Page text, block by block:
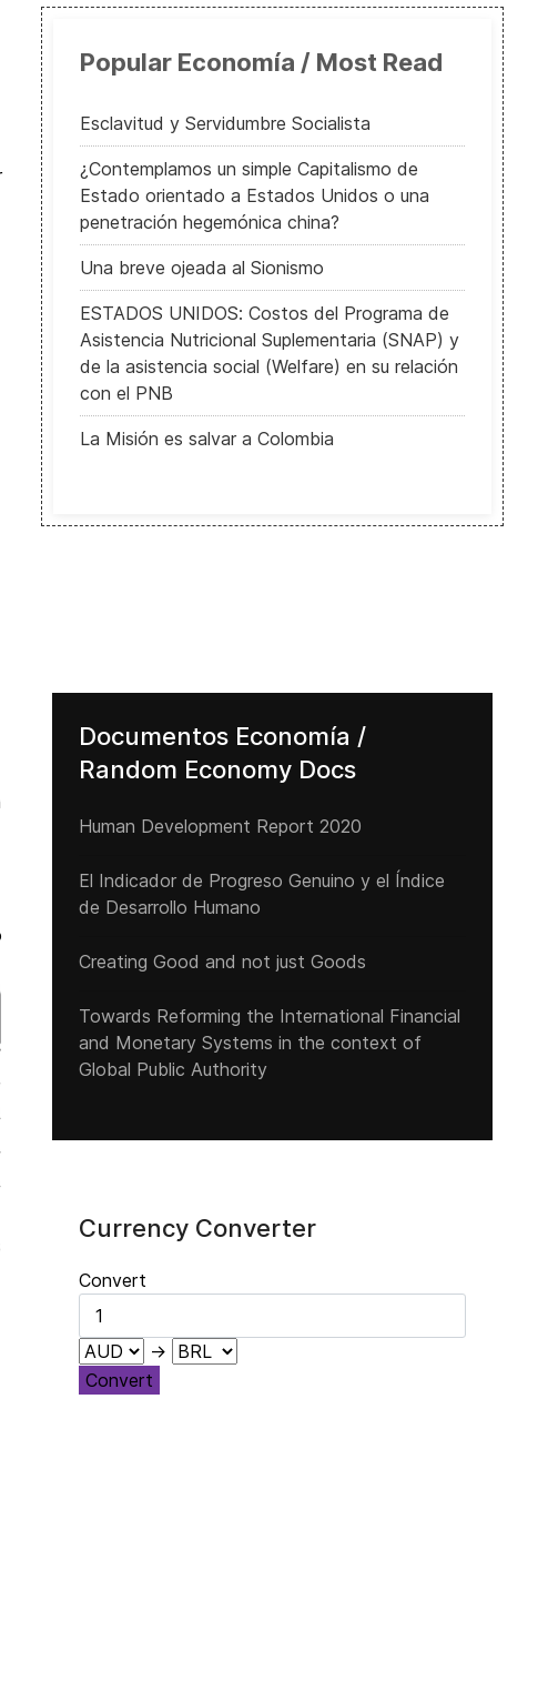
Popular Economía / Most Read
Esclavitud y Servidumbre Socialista
¿Contemplamos un simple Capitalismo de
Estado orientado a Estados Unidos o una
penetración hegemónica china?
Una breve ojeada al Sionismo
ESTADOS UNIDOS: Costos del Programa de
Asistencia Nutricional Suplementaria (SNAP) y
de la asistencia social (Welfare) en su relación
con el PNB
La Misión es salvar a Colombia
Documentos Economía /
Random Economy Docs
Human Development Report 2020
El Indicador de Progreso Genuino y el Índice
de Desarrollo Humano
Creating Good and not just Goods
Towards Reforming the International Financial
and Monetary Systems in the context of
Global Public Authority
Currency Converter
Convert
→
Convert